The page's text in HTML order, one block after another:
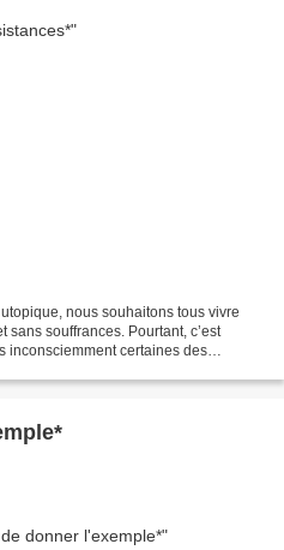
nous souhaitons tous vivre
souffrances. Pourtant, c’est
inconsciemment certaines des